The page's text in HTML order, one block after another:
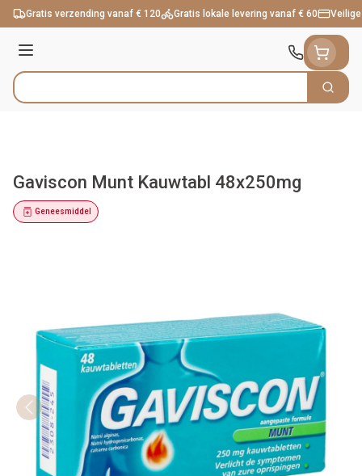
Ga naar de inhoud
Gratis verzending vanaf € 120 Gratis lokale levering vanaf € 60
Menu
Product, merk, categorie... Zoek
Gaviscon Munt Kauwtabl 48x250mg
Geneesmiddel